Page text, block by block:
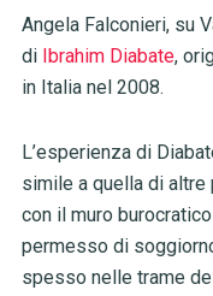
Angela Falconieri, su
di Ibrahim Diabate,
in Italia nel 2008.
L’esperienza di
simile a quella di altre
con il muro
permesso di
spesso nelle trame